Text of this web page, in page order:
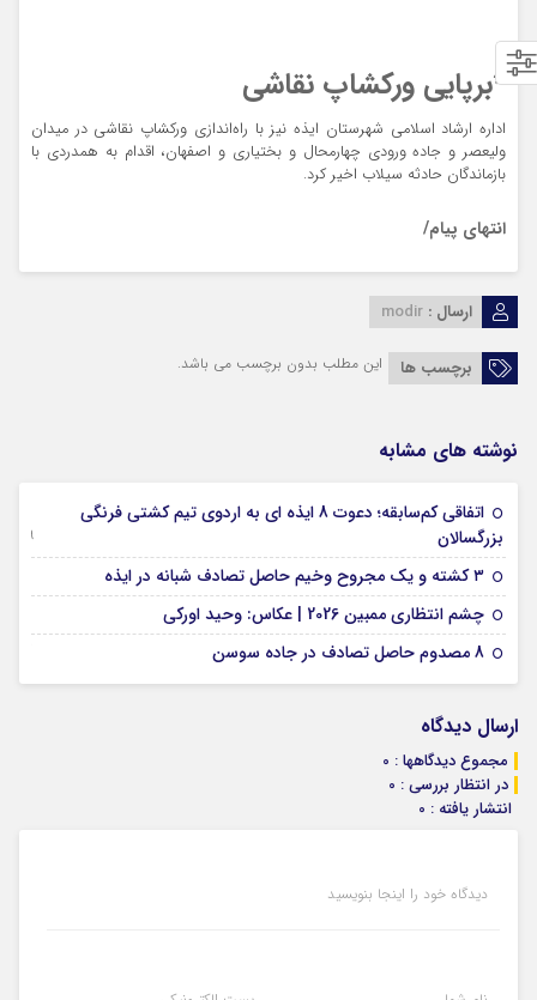
*برپایی ورکشاپ نقاشی
اداره ارشاد اسلامی شهرستان ایذه نیز با راه‌اندازی ورکشاپ نقاشی در میدان
ولیعصر و جاده ورودی چهارمحال و بختیاری و اصفهان، اقدام به همدردی با
بازماندگان حادثه سیلاب اخیر کرد.
انتهای پیام/
ارسال : modir
برچسب ها این مطلب بدون برچسب می باشد.
نوشته های مشابه
اتفاقی کم‌سابقه؛ دعوت 8 ایذه ای به اردوی تیم کشتی فرنگی
بزرگسالان
09 جولای 2026
۳ کشته و یک مجروح وخیم حاصل تصادف شبانه در ایذه
چشم انتظاری ممبین 2026 | عکاس: وحید اورکی
8 مصدوم حاصل تصادف در جاده سوسن
ارسال دیدگاه
مجموع دیدگاهها : 0
در انتظار بررسی : 0
انتشار یافته : 0
دیدگاه خود را اینجا بنویسید